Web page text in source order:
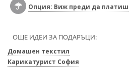
Опция: Виж преди да платиш
ОЩЕ ИДЕИ ЗА ПОДАРЪЦИ:
Домашен текстил
Карикатурист София